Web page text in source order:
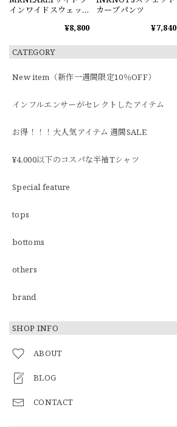
CATEGORY
New item（新作一週間限定10％OFF）
インフルエンサーがセレクトしたアイテム
お得！！！大人気アイテム 週間SALE
¥4,000以下のコスパな半袖Tシャツ
Special feature
tops
bottoms
others
brand
SHOP INFO
ABOUT
BLOG
CONTACT
インワイドスウェッ
¥8,800
カーブパンツ
¥7,840